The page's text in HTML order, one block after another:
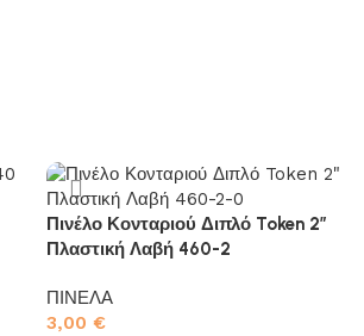
Πινέλο Κονταριού Διπλό Token 2″
Πλαστική Λαβή 460-2
ΠΙΝΕΛΑ
3,00 €